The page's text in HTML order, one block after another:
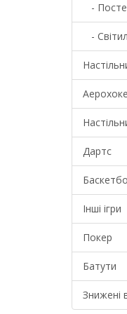
-
-
Дартс
Інші ігри
Покер
Батути
Знижені